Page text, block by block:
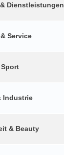
Dienstleistungen
Service
Industrie
& Beauty